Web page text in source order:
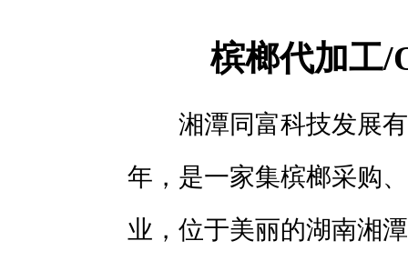
槟榔代加工/
湘潭同富科技发展
年，是一家集槟榔采购
业，位于美丽的湖南湘